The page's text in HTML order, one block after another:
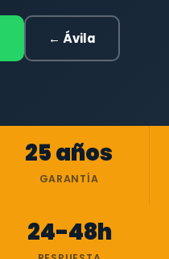
← Ávila
25 años
GARANTÍA
24-48h